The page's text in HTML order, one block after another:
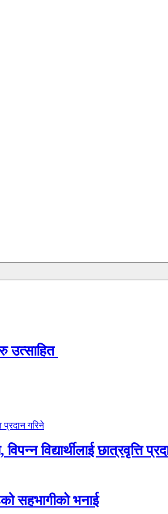
उत्साहित
विद्यार्थीलाई छात्रवृत्ति
सहभागीको भनाई